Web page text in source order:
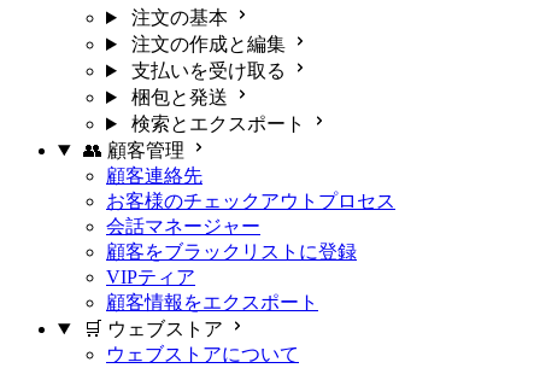
注文の基本
注文の作成と編集
支払いを受け取る
梱包と発送
検索とエクスポート
👥 顧客管理
顧客連絡先
お客様のチェックアウトプロセス
会話マネージャー
顧客をブラックリストに登録
VIPティア
顧客情報をエクスポート
🛒 ウェブストア
ウェブストアについて